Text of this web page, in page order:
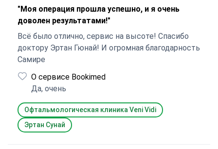
"Моя операция прошла успешно, и я очень
доволен результатами!"
Всё было отлично, сервис на высоте! Спасибо
доктору Эртан Гюнай! И огромная благодарность
Самире
О сервисе Bookimed
Да, очень
Офтальмологическая клиника Veni Vidi
Эртан Сунай